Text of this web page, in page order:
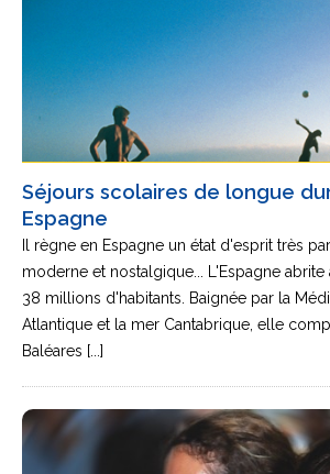
Séjours scolaires de longue
Espagne
Il règne en Espagne un état d'esprit très
moderne et nostalgique... L'Espagne
38 millions d'habitants. Baignée par la
Atlantique et la mer Cantabrique, elle
Baléares [...]